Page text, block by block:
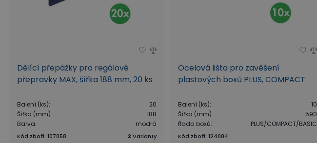
Dělící přepážky pro regálové
přepravky MAX, šířka 188 mm, 20 ks
Balení (ks):
20
Šířka (mm):
188
Barva: modrá
Kód zboží: 107058 2 Varianty
Ocelová lišta pro zavěšení
plastových boxů PLUS, COMPACT
Balení (ks):
10
Šířka (mm):
590
Řada boxů: PLUS/COMPACT/BASIC
Kód zboží: 124084